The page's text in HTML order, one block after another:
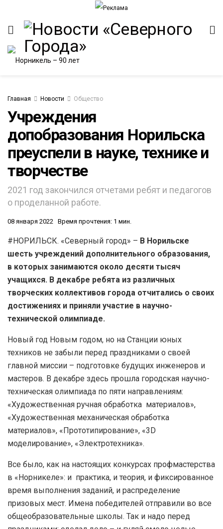
Главная Новости Общество
Учреждения
допобразования Норильска
преуспели в науке, технике и
творчестве
2021 год закончился отчетами ребят и педагогов
о проделанной работе.
08 января 2022 Время прочтения: 1 мин.
#НОРИЛЬСК. «Северный город» – В Норильске
шесть учреждений дополнительного образования,
в которых занимаются около десяти тысяч
учащихся. В декабре ребята из различных
творческих коллективов города отчитались о своих
достижениях и приняли участие в научно-
технической олимпиаде.
Новый год Новым годом, но на Станции юных
техников не забыли перед праздниками о своей
главной миссии – подготовке будущих инженеров и
мастеров. В декабре здесь прошла городская научно-
техническая олимпиада по пяти направлениям:
«Художественная ручная обработка материалов»,
«Художественная механическая обработка
материалов», «Прототипирование», «3D
моделирование», «Электротехника».
Все было, как на настоящих конкурсах профмастерства
в «Норникеле»: и практика, и теория, и фиксированное
время выполнения заданий, и распределение
призовых мест. Имена победителей отправили во все
общеобразовательные школы. Так и надо перед